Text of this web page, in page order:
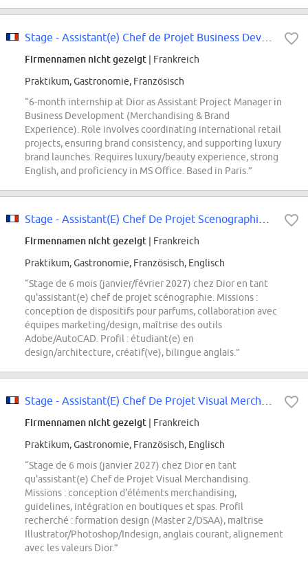
Firmennamen nicht gezeigt | Frankreich
Praktikum, Gastronomie, Französisch
“6-month internship at Dior as Assistant Project Manager in
Business Development (Merchandising & Brand
Experience). Role involves coordinating international retail
projects, ensuring brand consistency, and supporting luxury
brand launches. Requires luxury/beauty experience, strong
English, and proficiency in MS Office. Based in Paris.”
Firmennamen nicht gezeigt | Frankreich
Praktikum, Gastronomie, Französisch, Englisch
“Stage de 6 mois (janvier/février 2027) chez Dior en tant
qu'assistant(e) chef de projet scénographie. Missions :
conception de dispositifs pour parfums, collaboration avec
équipes marketing/design, maîtrise des outils
Adobe/AutoCAD. Profil : étudiant(e) en
design/architecture, créatif(ve), bilingue anglais.”
Firmennamen nicht gezeigt | Frankreich
Praktikum, Gastronomie, Französisch, Englisch
“Stage de 6 mois (janvier 2027) chez Dior en tant
qu'assistant(e) Chef de Projet Visual Merchandising.
Missions : conception d'éléments merchandising,
guidelines, intégration en boutiques et spas. Profil
recherché : formation design (Master 2/DSAA), maîtrise
Illustrator/Photoshop/Indesign, anglais courant, alignement
avec les valeurs Dior.”